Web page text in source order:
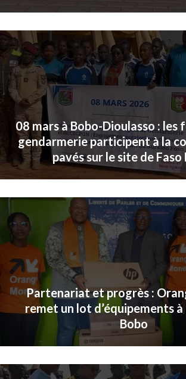
08 mars à Bobo-Dioulasso : les
gendarmerie participent à la
pavés sur le site de Faso
Partenariat et progrès :
remet un lot d’équipements à
Bobo